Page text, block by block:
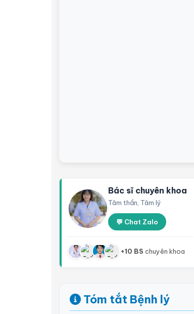
Bác sĩ chuyên khoa
Tâm thần, Tâm lý
💬 Chat Zalo
+10 BS chuyên khoa
Tóm tắt Bệnh lý